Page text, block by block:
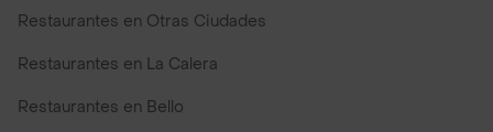
Restaurantes en Otras Ciudades
Restaurantes en La Calera
Restaurantes en Bello